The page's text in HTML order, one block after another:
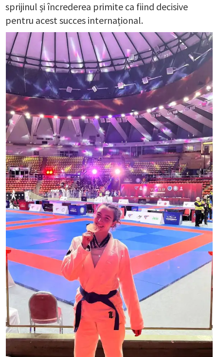
sprijinul și încrederea primite ca fiind decisive
pentru acest succes internațional.